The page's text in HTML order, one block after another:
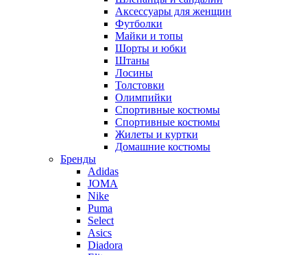
Аксессуары для женщин
Футболки
Майки и топы
Шорты и юбки
Штаны
Лосины
Толстовки
Олимпийки
Спортивные костюмы
Спортивные костюмы
Жилеты и куртки
Домашние костюмы
Бренды
Adidas
JOMA
Nike
Puma
Select
Asics
Diadora